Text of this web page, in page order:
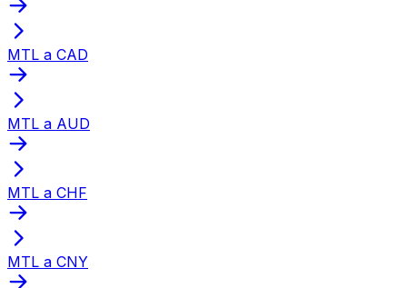
MTL a CAD
MTL a AUD
MTL a CHF
MTL a CNY